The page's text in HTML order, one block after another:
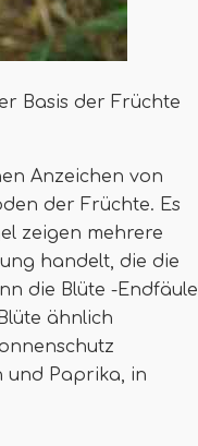
Basis der Früchte
Anzeichen von
der Früchte. Es
zeigen mehrere
handelt, die die
die Blüte -Endfäule
ähnlich
und Paprika, in